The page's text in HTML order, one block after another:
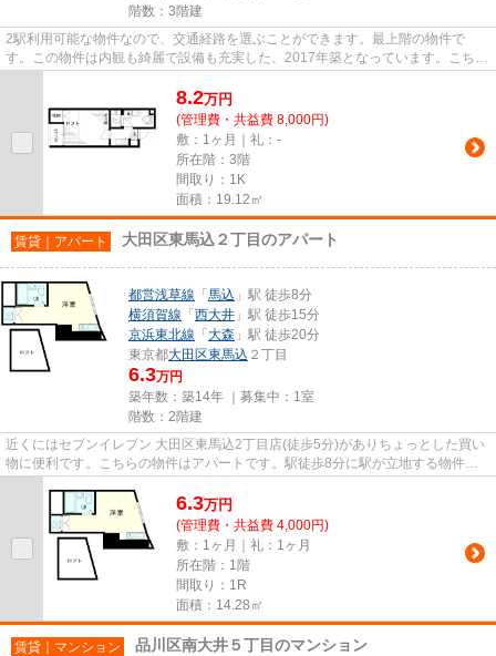
階数：3階建
2駅利用可能な物件なので、交通経路を選ぶことができます。最上階の物件で
す。この物件は内観も綺麗で設備も充実した、2017年築となっています。こちら
8.2万円
(管理費・共益費 8,000円)
敷：1ヶ月｜礼：-
所在階：3階
間取り：1K
面積：19.12㎡
賃貸｜アパート 大田区東馬込２丁目のアパート
都営浅草線 「 馬込 」駅 徒歩8分
横須賀線 「 西大井 」駅 徒歩15分
京浜東北線 「 大森 」駅 徒歩20分
東京都大田区東馬込 ２丁目
6.3万円
築年数：築14年 ｜募集中： 1室
階数：2階建
近くにはセブンイレブン 大田区東馬込2丁目店(徒歩5分)がありちょっとした買い
物に便利です。こちらの物件はアパートです。駅徒歩8分に駅が立地する物件な
6.3万円
(管理費・共益費 4,000円)
敷：1ヶ月｜礼：1ヶ月
所在階：1階
間取り：1R
面積：14.28㎡
賃貸｜マンション 品川区南大井５丁目のマンション